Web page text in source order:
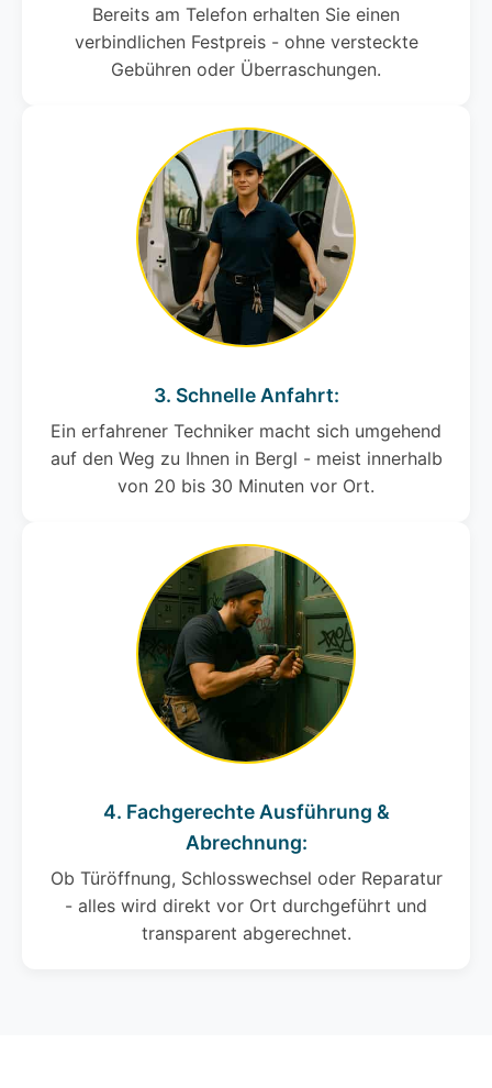
Bereits am Telefon erhalten Sie einen
verbindlichen Festpreis - ohne versteckte
Gebühren oder Überraschungen.
3. Schnelle Anfahrt:
Ein erfahrener Techniker macht sich umgehend
auf den Weg zu Ihnen in Bergl - meist innerhalb
von 20 bis 30 Minuten vor Ort.
4. Fachgerechte Ausführung &
Abrechnung:
Ob Türöffnung, Schlosswechsel oder Reparatur
- alles wird direkt vor Ort durchgeführt und
transparent abgerechnet.